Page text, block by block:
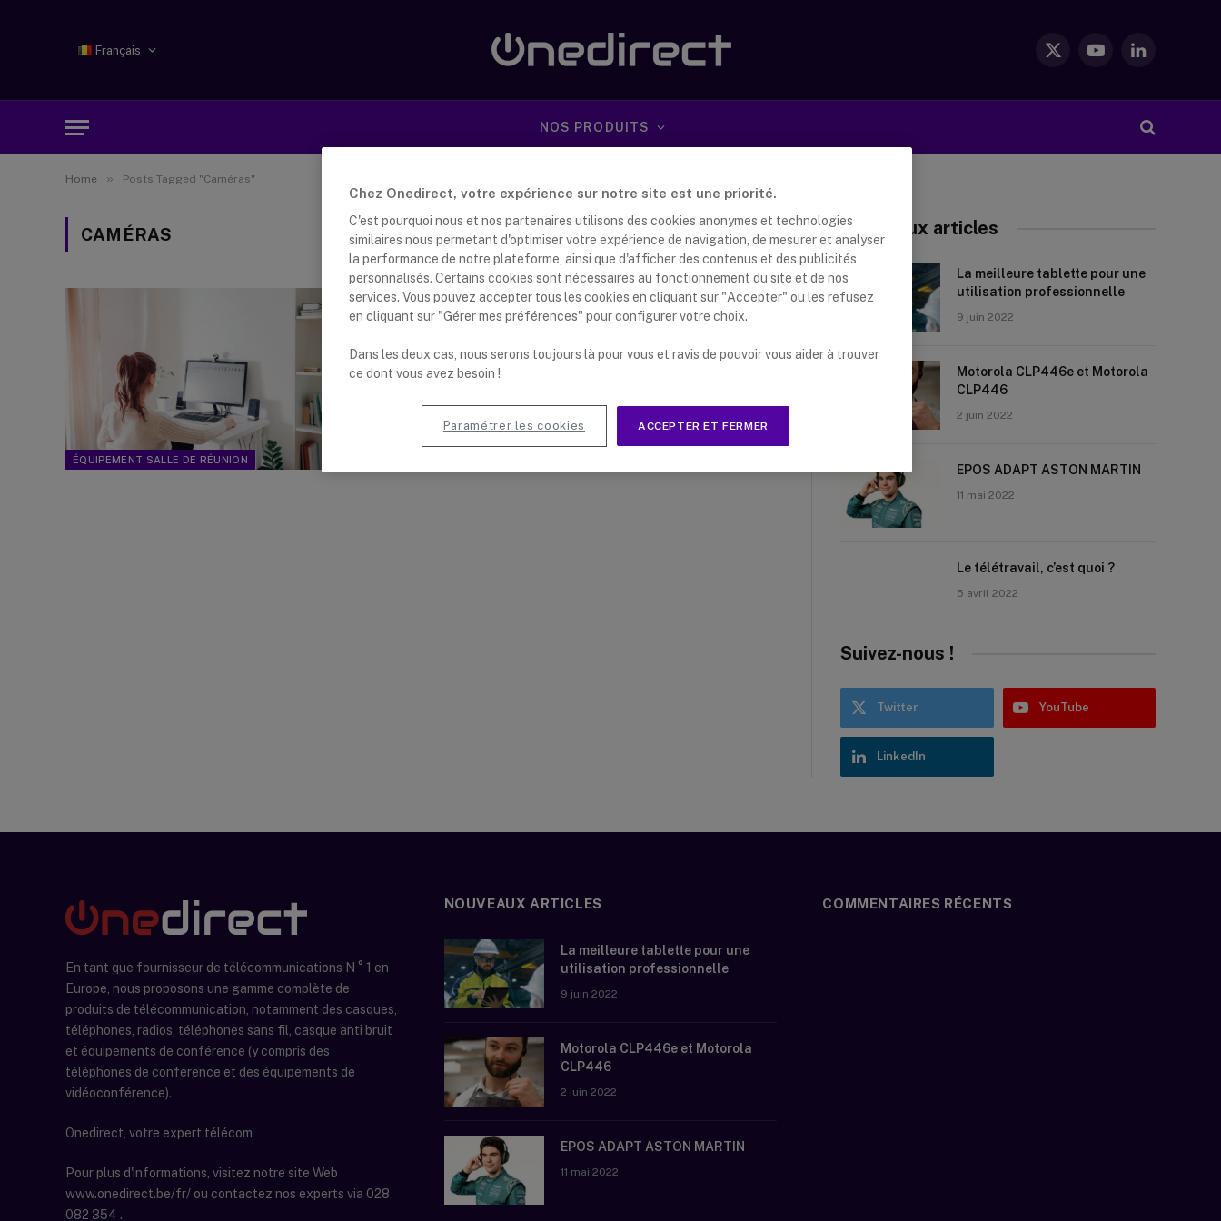
Français
X
YouTubeLinkedIn
NOS PRODUITS
Home » Posts Tagged "Caméras"
CAMÉRAS
ÉQUIPEMENT SALLE DE RÉUNION
Les meilleures webcams pour téléconférence
individuelle de 2019
By Lushanna Dijkstra 25 février 2019
peuvent être d’usage…
Nouveaux articles
La meilleure tablette pour une
utilisation professionnelle
9 juin 2022
Motorola CLP446e et Motorola
CLP446
2 juin 2022
EPOS ADAPT ASTON MARTIN
11 mai 2022
Le télétravail, c’est quoi ?
5 avril 2022
Suivez-nous !
Twitter YouTube
LinkedIn
En tant que fournisseur de télécommunications N ° 1 en
Europe, nous proposons une gamme complète de
produits de télécommunication, notamment des casques,
téléphones, radios, téléphones sans fil, casque anti bruit
et équipements de conférence (y compris des
téléphones de conférence et des équipements de
vidéoconférence).
Onedirect, votre expert télécom
Pour plus d'informations, visitez notre site Web
www.onedirect.be/fr/ ou contactez nos experts via 028
082 354 .
NOUVEAUX ARTICLES
La meilleure tablette pour une
utilisation professionnelle
9 juin 2022
Motorola CLP446e et Motorola
CLP446
2 juin 2022
EPOS ADAPT ASTON MARTIN
11 mai 2022
COMMENTAIRES RÉCENTS
Chez Onedirect, votre expérience sur notre site est une priorité.
C'est pourquoi nous et nos partenaires utilisons des cookies anonymes et technologies
similaires nous permetant d'optimiser votre expérience de navigation, de mesurer et analyser
la performance de notre plateforme, ainsi que d'afficher des contenus et des publicités
personnalisés. Certains cookies sont nécessaires au fonctionnement du site et de nos
services. Vous pouvez accepter tous les cookies en cliquant sur "Accepter" ou les refusez
en cliquant sur "Gérer mes préférences" pour configurer votre choix.
Dans les deux cas, nous serons toujours là pour vous et ravis de pouvoir vous aider à trouver
ce dont vous avez besoin !
ACCEPTER ET FERMER
Paramétrer les cookies